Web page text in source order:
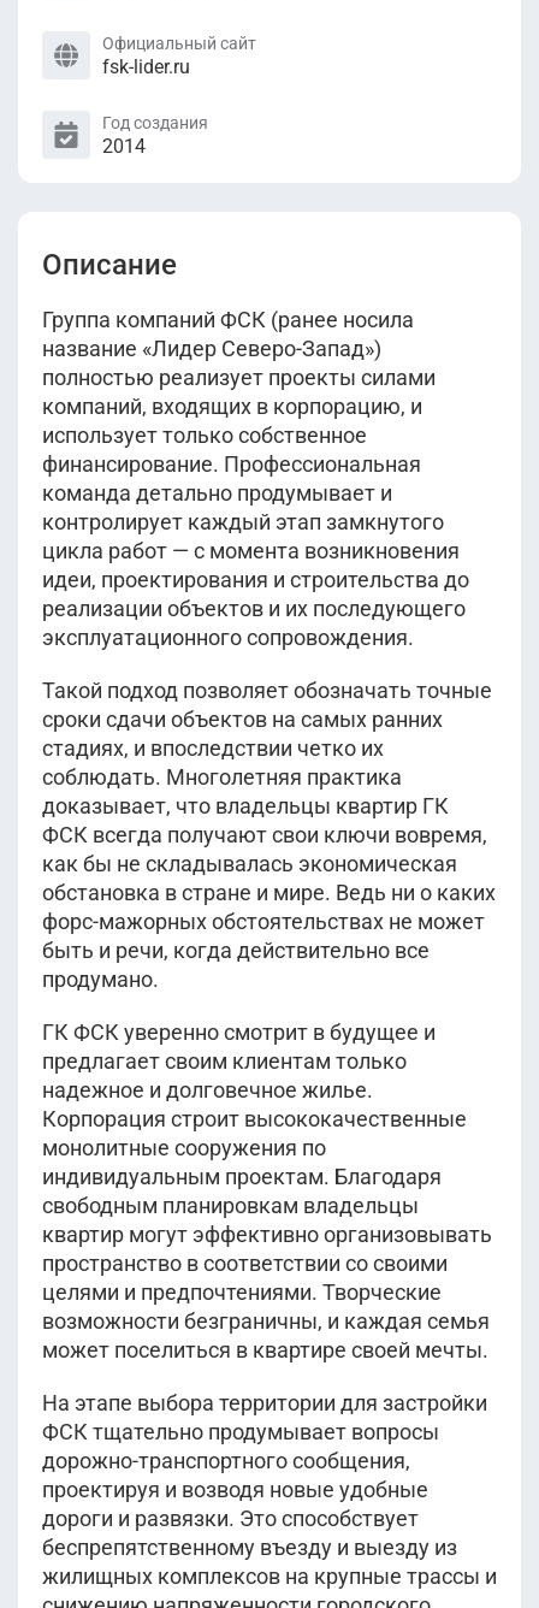
Официальный сайт
fsk-lider.ru
Год создания
2014
Описание
Группа компаний ФСК (ранее носила
название «Лидер Северо-Запад»)
полностью реализует проекты силами
компаний, входящих в корпорацию, и
использует только собственное
финансирование. Профессиональная
команда детально продумывает и
контролирует каждый этап замкнутого
цикла работ — с момента возникновения
идеи, проектирования и строительства до
реализации объектов и их последующего
эксплуатационного сопровождения.
Такой подход позволяет обозначать точные
сроки сдачи объектов на самых ранних
стадиях, и впоследствии четко их
соблюдать. Многолетняя практика
доказывает, что владельцы квартир ГК
ФСК всегда получают свои ключи вовремя,
как бы не складывалась экономическая
обстановка в стране и мире. Ведь ни о каких
форс-мажорных обстоятельствах не может
быть и речи, когда действительно все
продумано.
ГК ФСК уверенно смотрит в будущее и
предлагает своим клиентам только
надежное и долговечное жилье.
Корпорация строит высококачественные
монолитные сооружения по
индивидуальным проектам. Благодаря
свободным планировкам владельцы
квартир могут эффективно организовывать
пространство в соответствии со своими
целями и предпочтениями. Творческие
возможности безграничны, и каждая семья
может поселиться в квартире своей мечты.
На этапе выбора территории для застройки
ФСК тщательно продумывает вопросы
дорожно-транспортного сообщения,
проектируя и возводя новые удобные
дороги и развязки. Это способствует
беспрепятственному въезду и выезду из
жилищных комплексов на крупные трассы и